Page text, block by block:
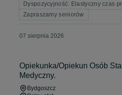
Dyspozycyjność: Elastyczny czas
Zapraszamy seniorów
07 sierpnia 2026
Opiekunka/Opiekun Osób
Medyczny.
Bydgoszcz